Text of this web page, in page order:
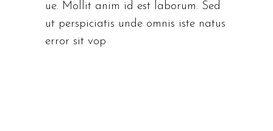
ue. Mollit anim id est laborum. Sed
ut perspiciatis unde omnis iste natus
error sit vop